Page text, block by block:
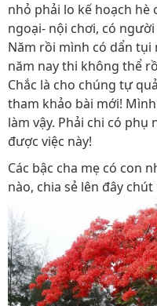
nhỏ phải lo kế hoạch hè
ngoại- nội chơi, có người
Năm rồi mình có dẩn
năm nay thi không thể
Chắc là cho chúng tự
tham khảo bài mới!
làm vậy. Phải chi có
được việc này!
Các bậc cha mẹ có con
nào, chia sẻ lên đây chút